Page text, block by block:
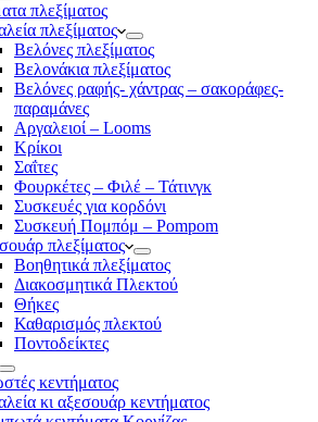
πλεξίματος
πλεξίματος
Βελόνες πλεξίματος
Βελονάκια πλεξίματος
Βελόνες ραφής- χάντρας – σακοράφες-
παραμάνες
Αργαλειοί – Looms
Κρίκοι
Σαΐτες
Φουρκέτες – Φιλέ – Τάτινγκ
Συσκευές για κορδόνι
Συσκευή Πομπόμ – Pompom
πλεξίματος
Βοηθητικά πλεξίματος
Διακοσμητικά Πλεκτού
Θήκες
Καθαρισμός πλεκτού
Ποντοδείκτες
κεντήματος
κι αξεσουάρ κεντήματος